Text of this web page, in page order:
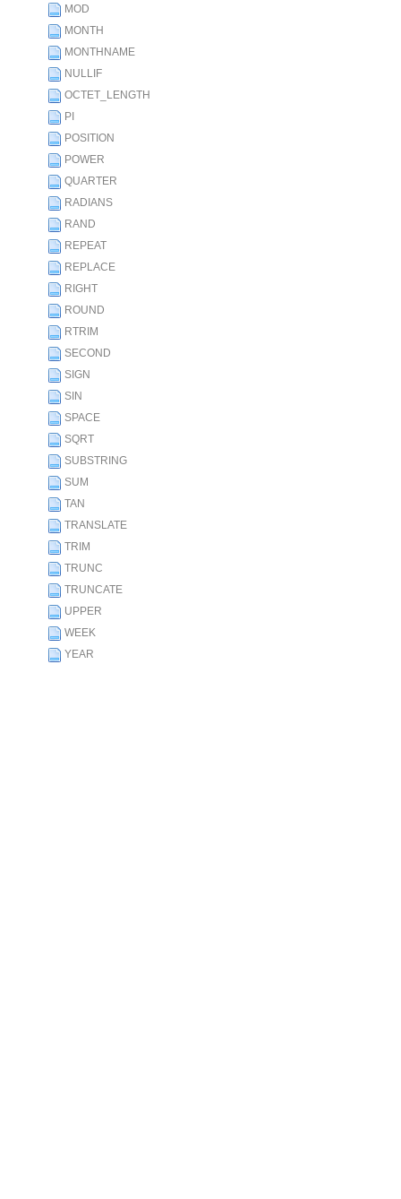
MOD
MONTH
MONTHNAME
NULLIF
OCTET_LENGTH
PI
POSITION
POWER
QUARTER
RADIANS
RAND
REPEAT
REPLACE
RIGHT
ROUND
RTRIM
SECOND
SIGN
SIN
SPACE
SQRT
SUBSTRING
SUM
TAN
TRANSLATE
TRIM
TRUNC
TRUNCATE
UPPER
WEEK
YEAR